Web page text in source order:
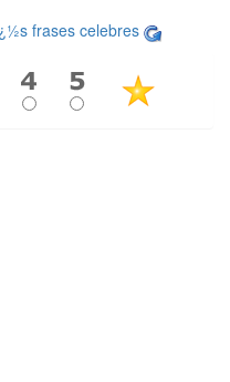
frases celebres